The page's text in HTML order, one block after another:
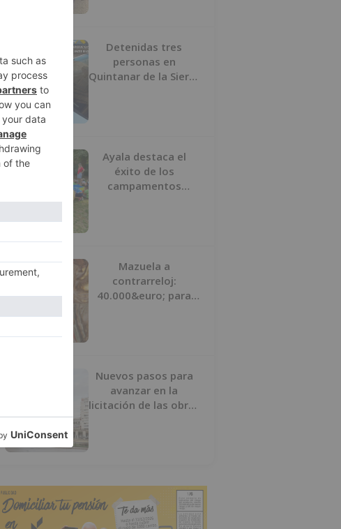
2
Detenidas tres
personas en
Quintanar de la Sierra
3
Ayala destaca el
éxito de los
campamentos
4
Mazuela a
contrarreloj:
40.000&euro; para
Nuevos pasos para
avanzar en la
licitación de las obras